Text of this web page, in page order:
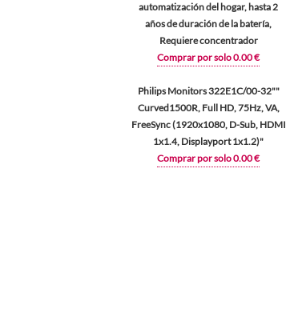
automatización del hogar, hasta 2
años de duración de la batería,
Requiere concentrador
Comprar por solo 0.00 €
Philips Monitors 322E1C/00-32""
Curved1500R, Full HD, 75Hz, VA,
FreeSync (1920x1080, D-Sub, HDMI
1x1.4, Displayport 1x1.2)"
Comprar por solo 0.00 €